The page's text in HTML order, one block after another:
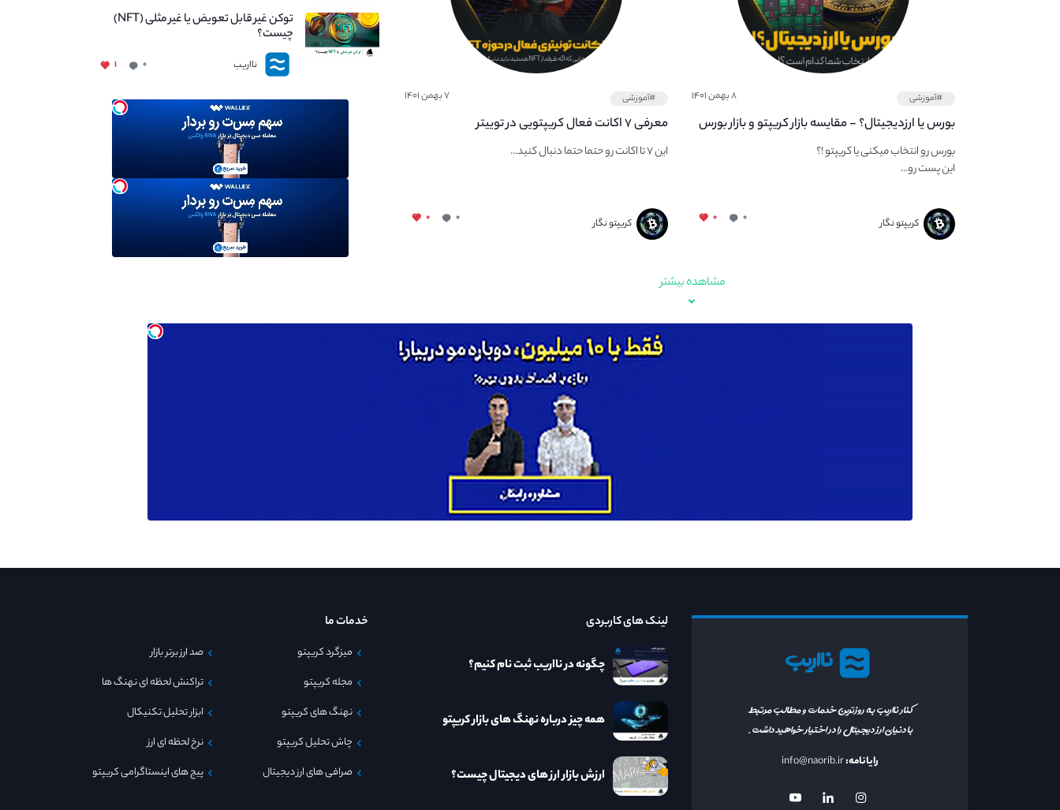
#آموزشی ۸ بهمن ۱۴۰۱
بورس یا ارزدیجیتال؟ - مقایسه بازار کریپتو و بازار بورس
بورس رو انتخاب میکنی یا کریپتو !؟
این پست رو...
کریپتو نگار ۰ ۰
#آموزشی ۷ بهمن ۱۴۰۱
معرفی ۷ اکانت فعال کریپتویی در توییتر
این ۷ تا اکانت رو حتما حتما دنبال کنید...
کریپتو نگار ۰ ۰
مشاهده بیشتر
توکن غیر قابل تعویض یا غیر مثلی (NFT)
چیست؟
نااریب ۰ ۱
نااریب
کنار نااریب به روزترین خدمات و مطالب مرتبط
با دنیای ارز دیجیتال را در اختیار خواهید داشت.
رایانامه:info@naorib.ir
لینک های کاربردی
چگونه در نااریب ثبت نام کنیم؟
همه چیز درباره نهنگ های بازار کریپتو
ارزش بازار ارز های دیجیتال چیست؟
خدمات ما
میزگرد کریپتو
مجله کریپتو
نهنگ های کریپتو
چاش تحلیل کریپتو
صرافی های ارز دیجیتال
صد ارز برتر بازار
تراکنش لحظه ای نهنگ ها
ابزار تحلیل تکنیکال
نرخ لحظه ای ارز
پیج های اینستاگرامی کریپتو